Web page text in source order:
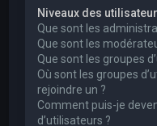
Niveaux des
Que sont les
Que sont les
Que sont les groupes
Où sont les groupes
rejoindre un ?
Comment puis-je
d’utilisateurs ?